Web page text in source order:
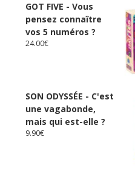
GOT FIVE - Vous
pensez connaître
vos 5 numéros ?
24.00€
SON ODYSSÉE - C'est
une vagabonde,
mais qui est-elle ?
9.90€